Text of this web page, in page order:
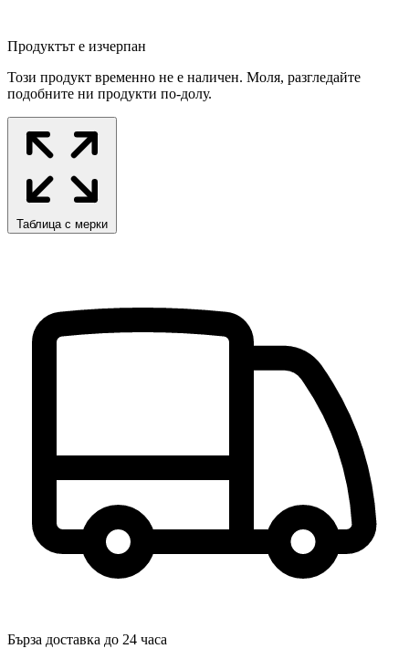
Продуктът е изчерпан
Този продукт временно не е наличен. Моля, разгледайте
подобните ни продукти по-долу.
Таблица с мерки
Бърза доставка до 24 часа